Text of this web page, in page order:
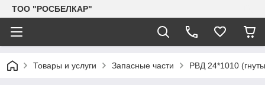
TOO "РОСБЕЛКАР"
Товары и услуги Запасные части РВД 24*1010